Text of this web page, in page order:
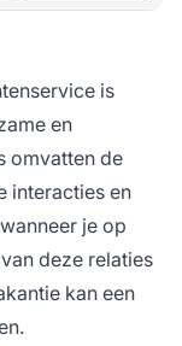
is
en
omvatten de
interacties en
je op
deze relaties
kan een